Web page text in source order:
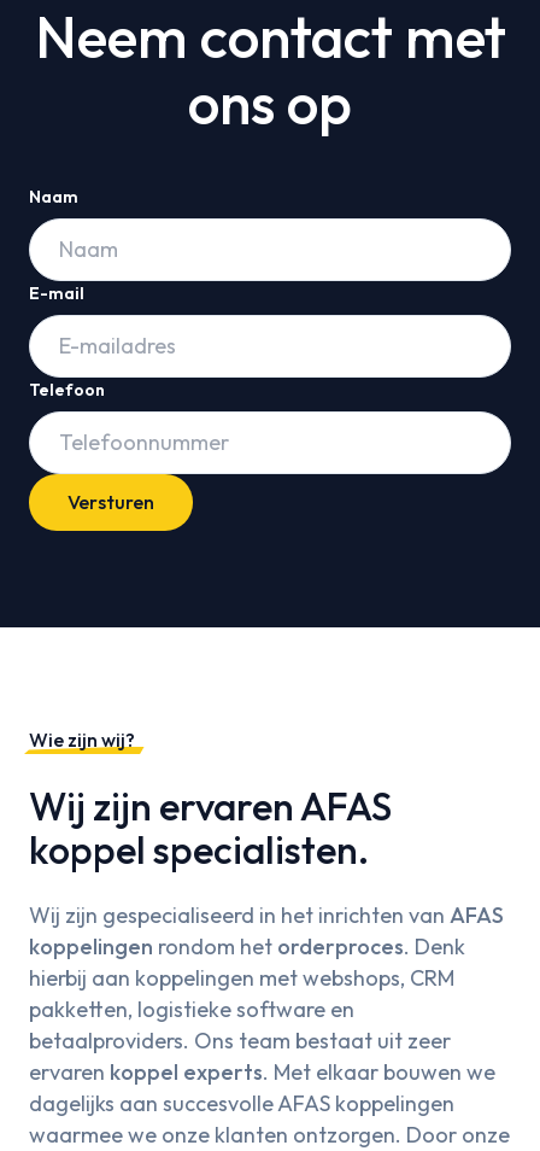
Neem contact met
ons op
Naam
E-mail
Telefoon
Versturen
Wie zijn wij?
Wij zijn ervaren AFAS
koppel specialisten.
Wij zijn gespecialiseerd in het inrichten van AFAS
koppelingen rondom het orderproces. Denk
hierbij aan koppelingen met webshops, CRM
pakketten, logistieke software en
betaalproviders. Ons team bestaat uit zeer
ervaren koppel experts. Met elkaar bouwen we
dagelijks aan succesvolle AFAS koppelingen
waarmee we onze klanten ontzorgen. Door onze